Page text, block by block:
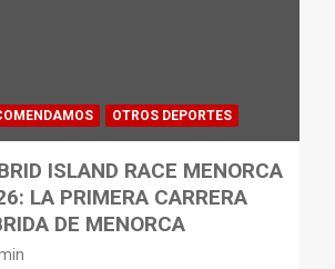
OTROS DEPORTES
ISLAND RACE MENORCA
LA PRIMERA CARRERA
DE MENORCA